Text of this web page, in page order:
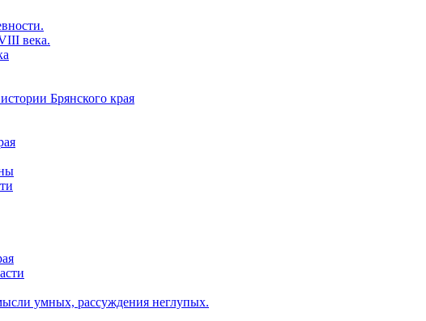
века.
Брянского края
умных, рассуждения неглупых.